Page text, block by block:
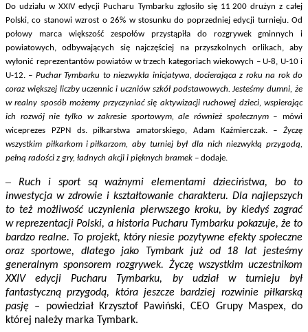
Do udziału w XXIV edycji Pucharu Tymbarku zgłosiło się 11 200 drużyn z całej
Polski, co stanowi wzrost o 26% w stosunku do poprzedniej edycji turnieju. Od
połowy marca większość zespołów przystąpiła do rozgrywek gminnych i
powiatowych, odbywających się najczęściej na przyszkolnych orlikach, aby
wyłonić reprezentantów powiatów w trzech kategoriach wiekowych – U-8, U-10 i
U-12. – Puchar Tymbarku to niezwykła inicjatywa, docierająca z roku na rok do
coraz większej liczby uczennic i uczniów szkół podstawowych. Jesteśmy dumni, że
w realny sposób możemy przyczyniać się aktywizacji ruchowej dzieci, wspierając
ich rozwój nie tylko w zakresie sportowym, ale również społecznym –
mówi
wiceprezes PZPN ds. piłkarstwa amatorskiego, Adam Kaźmierczak. – Życzę
wszystkim piłkarkom i piłkarzom, aby turniej był dla nich niezwykłą przygodą,
pełną radości z gry, ładnych akcji i pięknych bramek – dodaje.
– Ruch i sport są ważnymi elementami dzieciństwa, bo to
inwestycja w zdrowie i kształtowanie charakteru. Dla najlepszych
to też możliwość uczynienia pierwszego kroku, by kiedyś zagrać
w reprezentacji Polski, a historia Pucharu Tymbarku pokazuje, że to
bardzo realne. To projekt, który niesie pozytywne efekty społeczne
oraz sportowe, dlatego jako Tymbark już od 18 lat jesteśmy
generalnym sponsorem rozgrywek. Życzę wszystkim uczestnikom
XXIV edycji Pucharu Tymbarku, by udział w turnieju był
fantastyczną przygodą, która jeszcze bardziej rozwinie piłkarską
pasję – powiedział
Krzysztof Pawiński, CEO Grupy Maspex, do
której należy marka Tymbark.